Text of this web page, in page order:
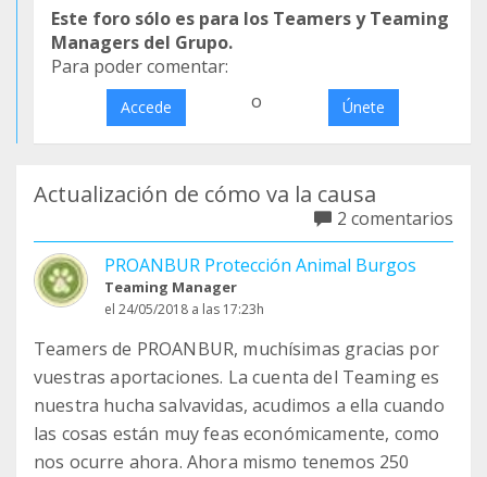
Este foro sólo es para los Teamers y Teaming
Managers del Grupo.
Para poder comentar:
Accede o Únete
Actualización de cómo va la causa
2 comentarios
PROANBUR Protección Animal Burgos
Teaming Manager
el 24/05/2018 a las 17:23h
Teamers de PROANBUR, muchísimas gracias por
vuestras aportaciones. La cuenta del Teaming es
nuestra hucha salvavidas, acudimos a ella cuando
las cosas están muy feas económicamente, como
nos ocurre ahora. Ahora mismo tenemos 250